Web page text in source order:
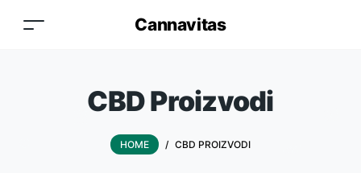
Cannavitas
CBD Proizvodi
HOME / CBD PROIZVODI